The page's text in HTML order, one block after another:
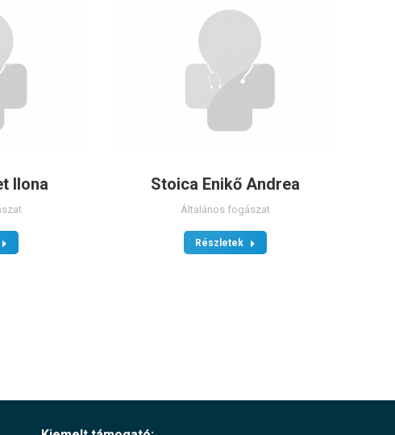
Ilona Stoica Enikő Andrea
Általános fogászat
Részletek